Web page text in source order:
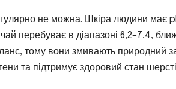
не можна. Шкіра людини має
перебуває в діапазоні 6,2–7,4,
тому вони змивають природний
та підтримує здоровий стан